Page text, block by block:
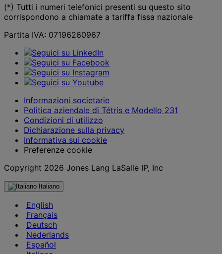
(*) Tutti i numeri telefonici presenti su questo sito
corrispondono a chiamate a tariffa fissa nazionale
Partita IVA: 07196260967
Informazioni societarie
Politica aziendale di Tétris e Modello 231
Condizioni di utilizzo
Dichiarazione sulla privacy
Informativa sui cookie
Preferenze cookie
Copyright 2026 Jones Lang LaSalle IP, Inc
Italiano
English
Français
Deutsch
Nederlands
Español